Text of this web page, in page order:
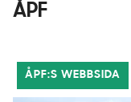
ÅPF
ÅPF:S WEBBSIDA